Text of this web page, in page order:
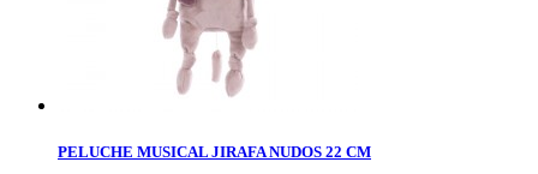
PELUCHE MUSICAL JIRAFA NUDOS 22 CM